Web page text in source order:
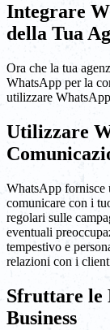
Integrare
della Tua
Ora che la tua
WhatsApp per la
utilizzare
Utilizzare
WhatsApp fornisce
comunicare con i
regolari sulle
eventuali
tempestivo e
relazioni con i
Sfruttare le
Business